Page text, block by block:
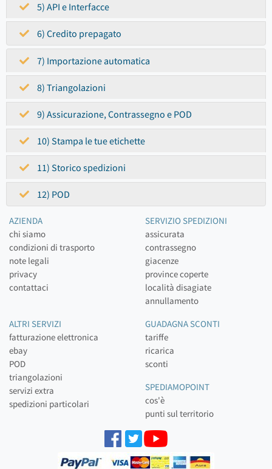
5) API e Interfacce
6) Credito prepagato
7) Importazione automatica
8) Triangolazioni
9) Assicurazione, Contrassegno e POD
10) Stampa le tue etichette
11) Storico spedizioni
12) POD
AZIENDA
chi siamo
condizioni di trasporto
note legali
privacy
contattaci
SERVIZIO SPEDIZIONI
assicurata
contrassegno
giacenze
province coperte
località disagiate
annullamento
ALTRI SERVIZI
fatturazione elettronica
ebay
POD
triangolazioni
servizi extra
spedizioni particolari
GUADAGNA SCONTI
tariffe
ricarica
sconti
SPEDIAMOPOINT
cos'è
punti sul territorio